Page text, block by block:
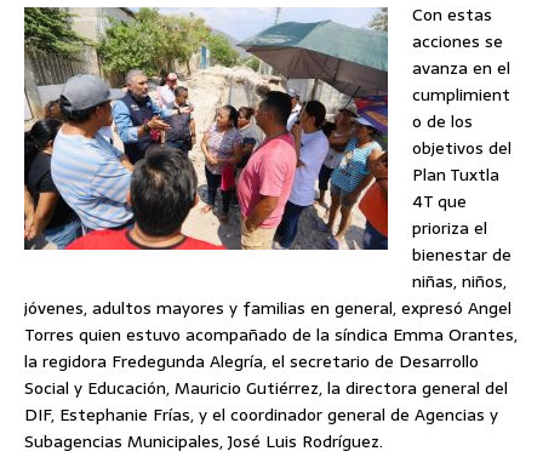
Con estas
acciones se
avanza en el
cumplimient
o de los
objetivos del
Plan Tuxtla
4T que
prioriza el
bienestar de
niñas, niños,
jóvenes, adultos mayores y familias en general, expresó Angel
Torres quien estuvo acompañado de la síndica Emma Orantes,
la regidora Fredegunda Alegría, el secretario de Desarrollo
Social y Educación, Mauricio Gutiérrez, la directora general del
DIF, Estephanie Frías, y el coordinador general de Agencias y
Subagencias Municipales, José Luis Rodríguez.